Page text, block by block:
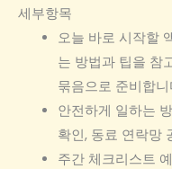
세부항목
오늘 바로 시작할
는 방법과 팁을 참
묶음으로 준비합니
안전하게 일하는
확인, 동료 연락망
주간 체크리스트